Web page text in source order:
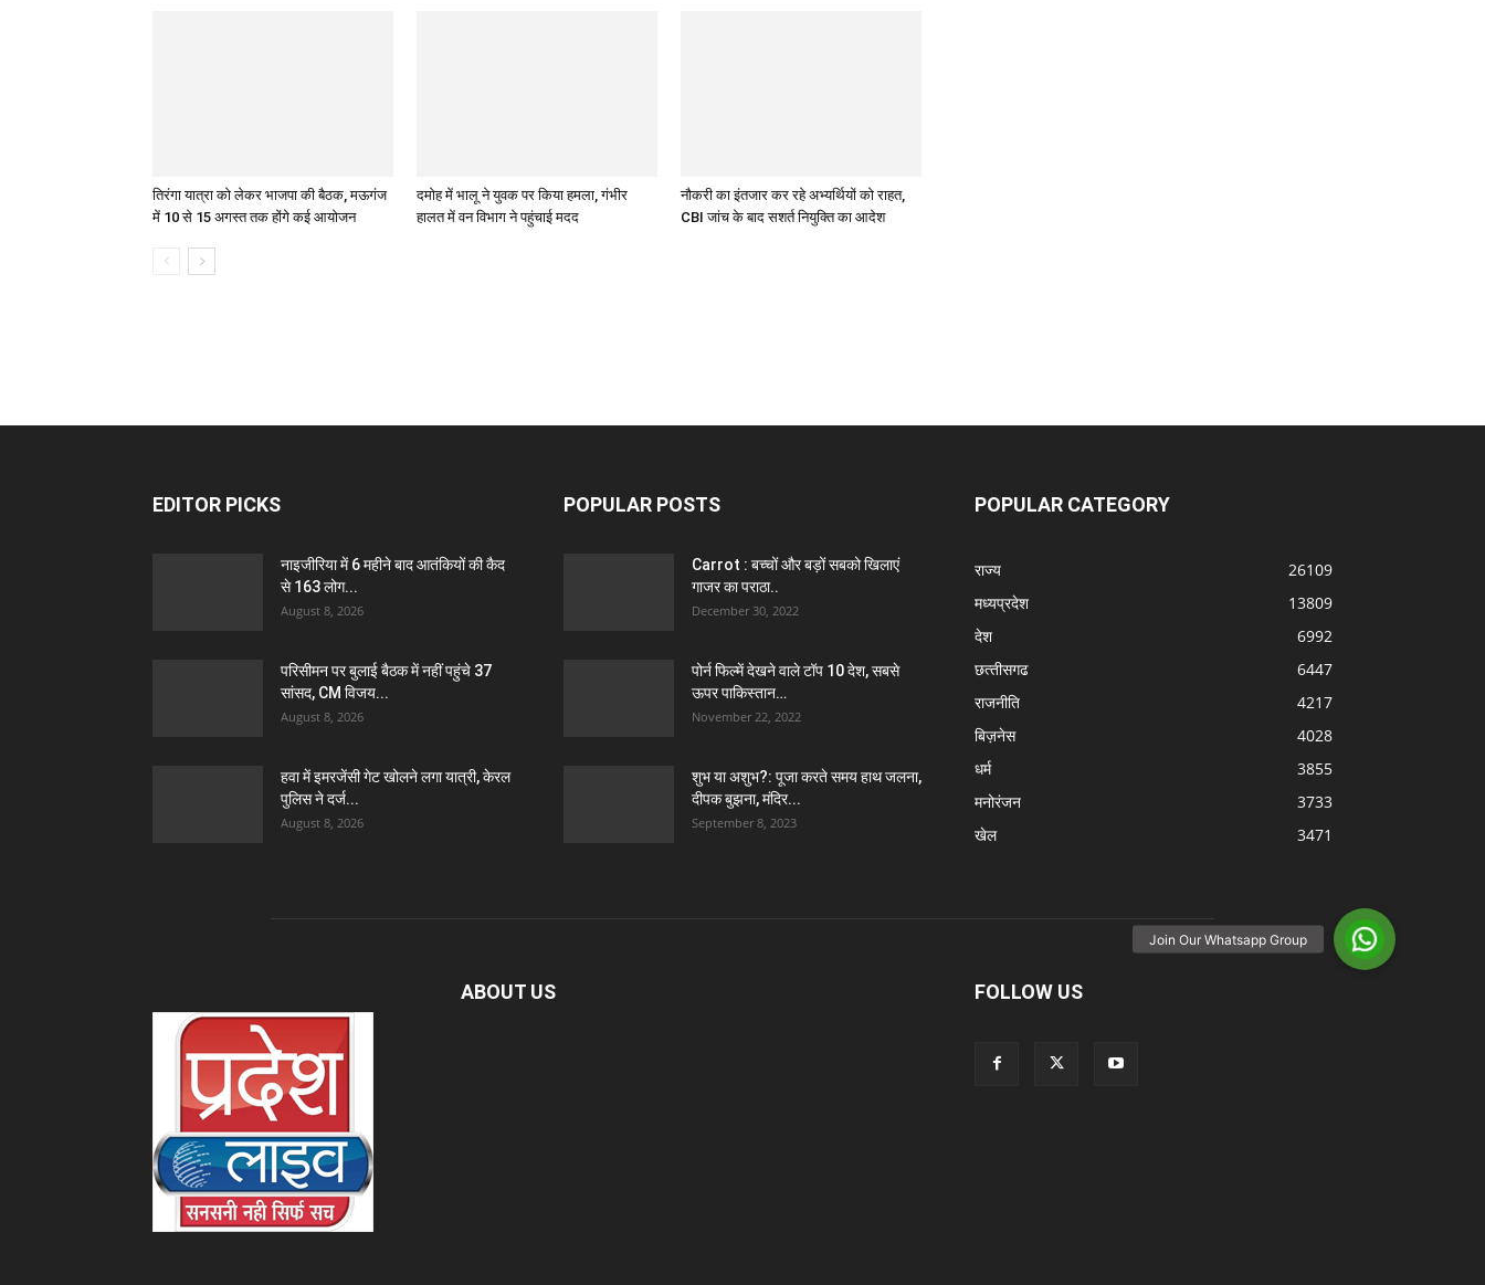
तिरंगा यात्रा को लेकर भाजपा की बैठक, मऊगंज
में 10 से 15 अगस्त तक होंगे कई आयोजन
दमोह में भालू ने युवक पर किया हमला, गंभीर
हालत में वन विभाग ने पहुंचाई मदद
नौकरी का इंतजार कर रहे अभ्यर्थियों को राहत,
CBI जांच के बाद सशर्त नियुक्ति का आदेश
EDITOR PICKS
नाइजीरिया में 6 महीने बाद आतंकियों की कैद
से 163 लोग...
August 8, 2026
परिसीमन पर बुलाई बैठक में नहीं पहुंचे 37
सांसद, CM विजय...
August 8, 2026
हवा में इमरजेंसी गेट खोलने लगा यात्री, केरल
पुलिस ने दर्ज...
August 8, 2026
POPULAR POSTS
Carrot : बच्चों और बड़ों सबको खिलाएं
गाजर का पराठा..
December 30, 2022
पोर्न फिल्में देखने वाले टॉप 10 देश, सबसे
ऊपर पाकिस्तान…
November 22, 2022
शुभ या अशुभ?: पूजा करते समय हाथ जलना,
दीपक बुझना, मंदिर...
September 8, 2023
POPULAR CATEGORY
राज्‍य
26109
मध्यप्रदेश
13809
देश
6992
छत्‍तीसगढ
6447
राजनीति
4217
बिज़नेस
4028
धर्म
3855
मनोरंजन
3733
खेल
3471
ABOUT US FOLLOW US